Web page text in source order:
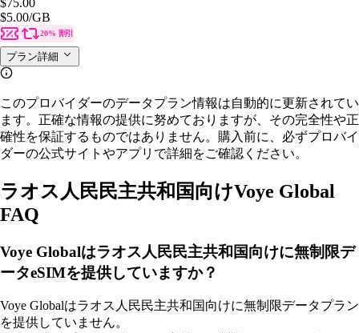
$5.00/GB
20% 割引
プラン詳細
このプロバイダーのデータプラン情報は自動的に更新されてい
ます。正確な情報の提供に努めておりますが、その完全性や正
確性を保証するものではありません。購入前に、必ずプロバイ
ダーの公式サイトやアプリで詳細をご確認ください。
ラオス人民民主共和国向けVoye Global
FAQ
Voye Globalはラオス人民民主共和国向けに無制限デ
ータeSIMを提供していますか？
Voye Globalはラオス人民民主共和国向けに無制限データプラン
を提供していません。